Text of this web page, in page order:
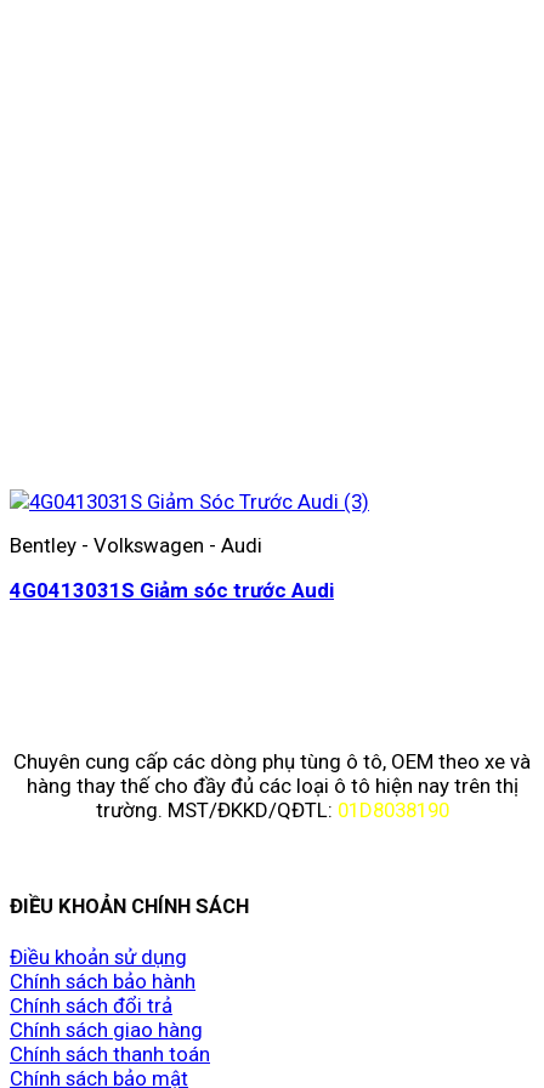
Bentley - Volkswagen - Audi
4G0413031S Giảm sóc trước Audi
Chuyên cung cấp các dòng phụ tùng ô tô, OEM theo xe và
hàng thay thế cho đầy đủ các loại ô tô hiện nay trên thị
trường. MST/ĐKKD/QĐTL: 01D8038190
ĐIỀU KHOẢN CHÍNH SÁCH
Điều khoản sử dụng
Chính sách bảo hành
Chính sách đổi trả
Chính sách giao hàng
Chính sách thanh toán
Chính sách bảo mật